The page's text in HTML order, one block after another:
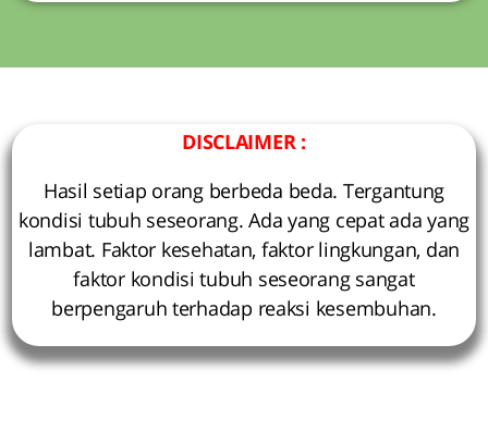
DISCLAIMER :
Hasil setiap orang berbeda beda. Tergantung
kondisi tubuh seseorang. Ada yang cepat ada yang
lambat. Faktor kesehatan, faktor lingkungan, dan
faktor kondisi tubuh seseorang sangat
berpengaruh terhadap reaksi kesembuhan.